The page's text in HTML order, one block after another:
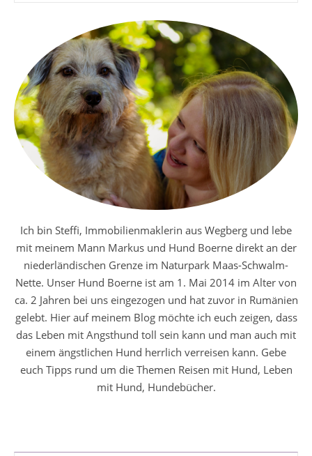
Ich bin Steffi, Immobilienmaklerin aus Wegberg und lebe
mit meinem Mann Markus und Hund Boerne direkt an der
niederländischen Grenze im Naturpark Maas-Schwalm-
Nette. Unser Hund Boerne ist am 1. Mai 2014 im Alter von
ca. 2 Jahren bei uns eingezogen und hat zuvor in Rumänien
gelebt. Hier auf meinem Blog möchte ich euch zeigen, dass
das Leben mit Angsthund toll sein kann und man auch mit
einem ängstlichen Hund herrlich verreisen kann. Gebe
euch Tipps rund um die Themen Reisen mit Hund, Leben
mit Hund, Hundebücher.